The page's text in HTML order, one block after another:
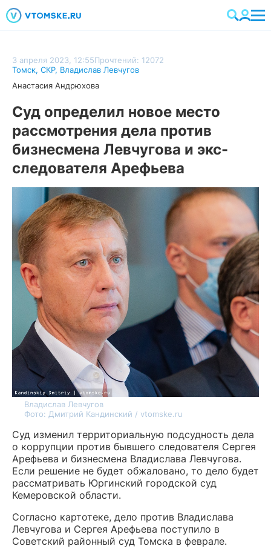
3 апреля 2023, 12:55Прочтений: 12072
Томск, СКР, Владислав Левчугов
Анастасия Андрюхова
Суд определил новое место
рассмотрения дела против
бизнесмена Левчугова и экс-
следователя Арефьева
Владислав Левчугов
Фото: Дмитрий Кандинский / vtomske.ru
Суд изменил территориальную подсудность дела
о коррупции против бывшего следователя Сергея
Арефьева и бизнесмена Владислава Левчугова.
Если решение не будет обжаловано, то дело будет
рассматривать Юргинский городской суд
Кемеровской области.
Согласно картотеке, дело против Владислава
Левчугова и Сергея Арефьева поступило в
Советский районный суд Томска в феврале.